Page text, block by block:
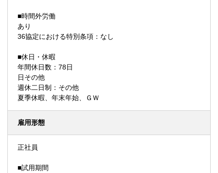
■時間外労働
あり
36協定における特別条項：なし
■休日・休暇
年間休日数：78日
日その他
週休二日制：その他
夏季休暇、年末年始、ＧＷ
雇用形態
正社員
■試用期間